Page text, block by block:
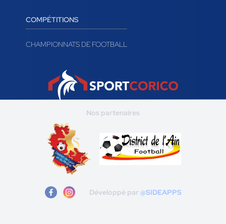
COMPÉTITIONS
CHAMPIONNATS DE FOOTBALL
Nos partenaires
Développé par @SIDEAPPS